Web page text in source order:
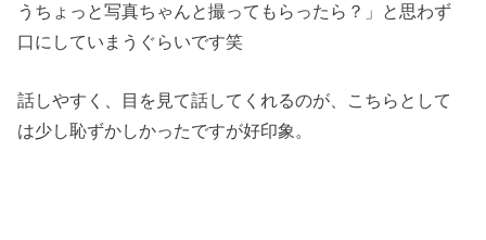
うちょっと写真ちゃんと撮ってもらったら？」と思わず
口にしていまうぐらいです笑
話しやすく、目を見て話してくれるのが、こちらとして
は少し恥ずかしかったですが好印象。